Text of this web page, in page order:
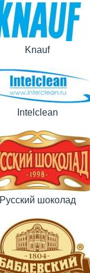
Knauf
Intelclean
Русский шоколад